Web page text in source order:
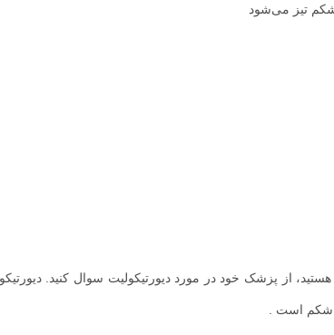
تیز می‌شود
تب ویا حالت تهوع هستید، از پزشک خود در مورد دیورتیکولیت سوال کنید.
شکم است .